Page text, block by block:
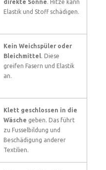
direkte Sonne. Hitze kann
Elastik und Stoff schädigen.
Kein Weichspüler oder
Bleichmittel. Diese
greifen Fasern und Elastik
an.
Klett geschlossen in die
Wäsche geben. Das führt
zu Fusselbildung und
Beschädigung anderer
Textilien.